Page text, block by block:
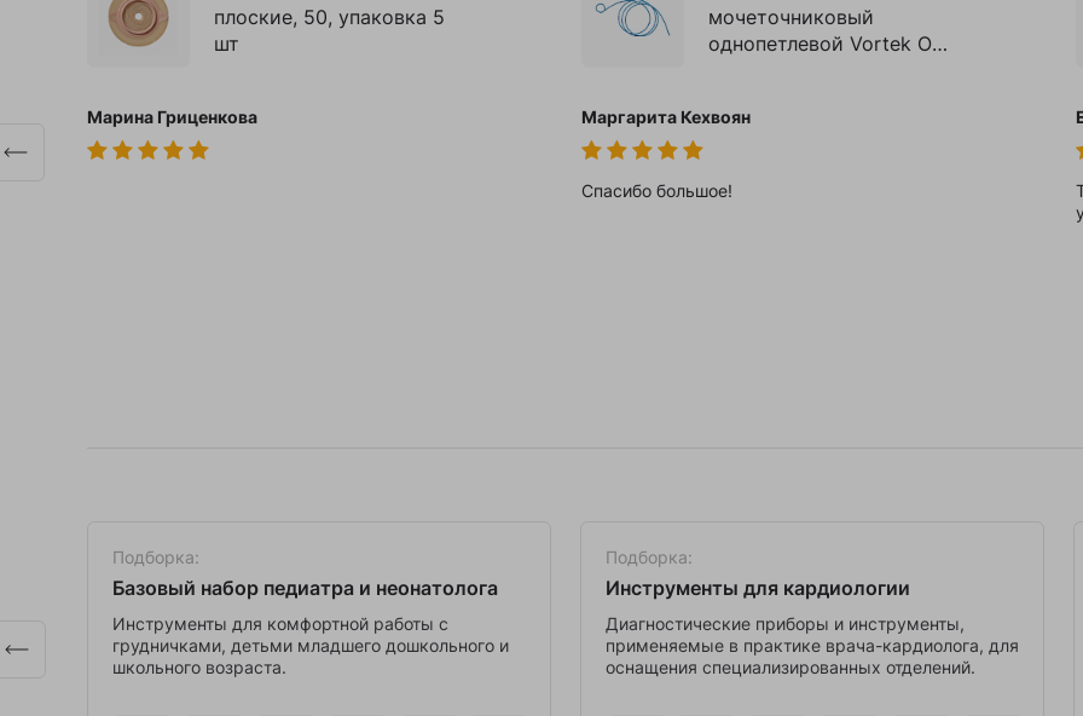
плоские, 50, упаковка 5
шт
Марина Гриценкова
мочеточниковый
однопетлевой Vortek О/
Маргарита Кехвоян
Спасибо большое!
Подборка:
Базовый набор педиатра и неонатолога
Инструменты для комфортной работы с
грудничками, детьми младшего дошкольного и
школьного возраста.
Подборка:
Инструменты для кардиологии
Диагностические приборы и инструменты,
применяемые в практике врача-кардиолога, для
оснащения специализированных отделений.